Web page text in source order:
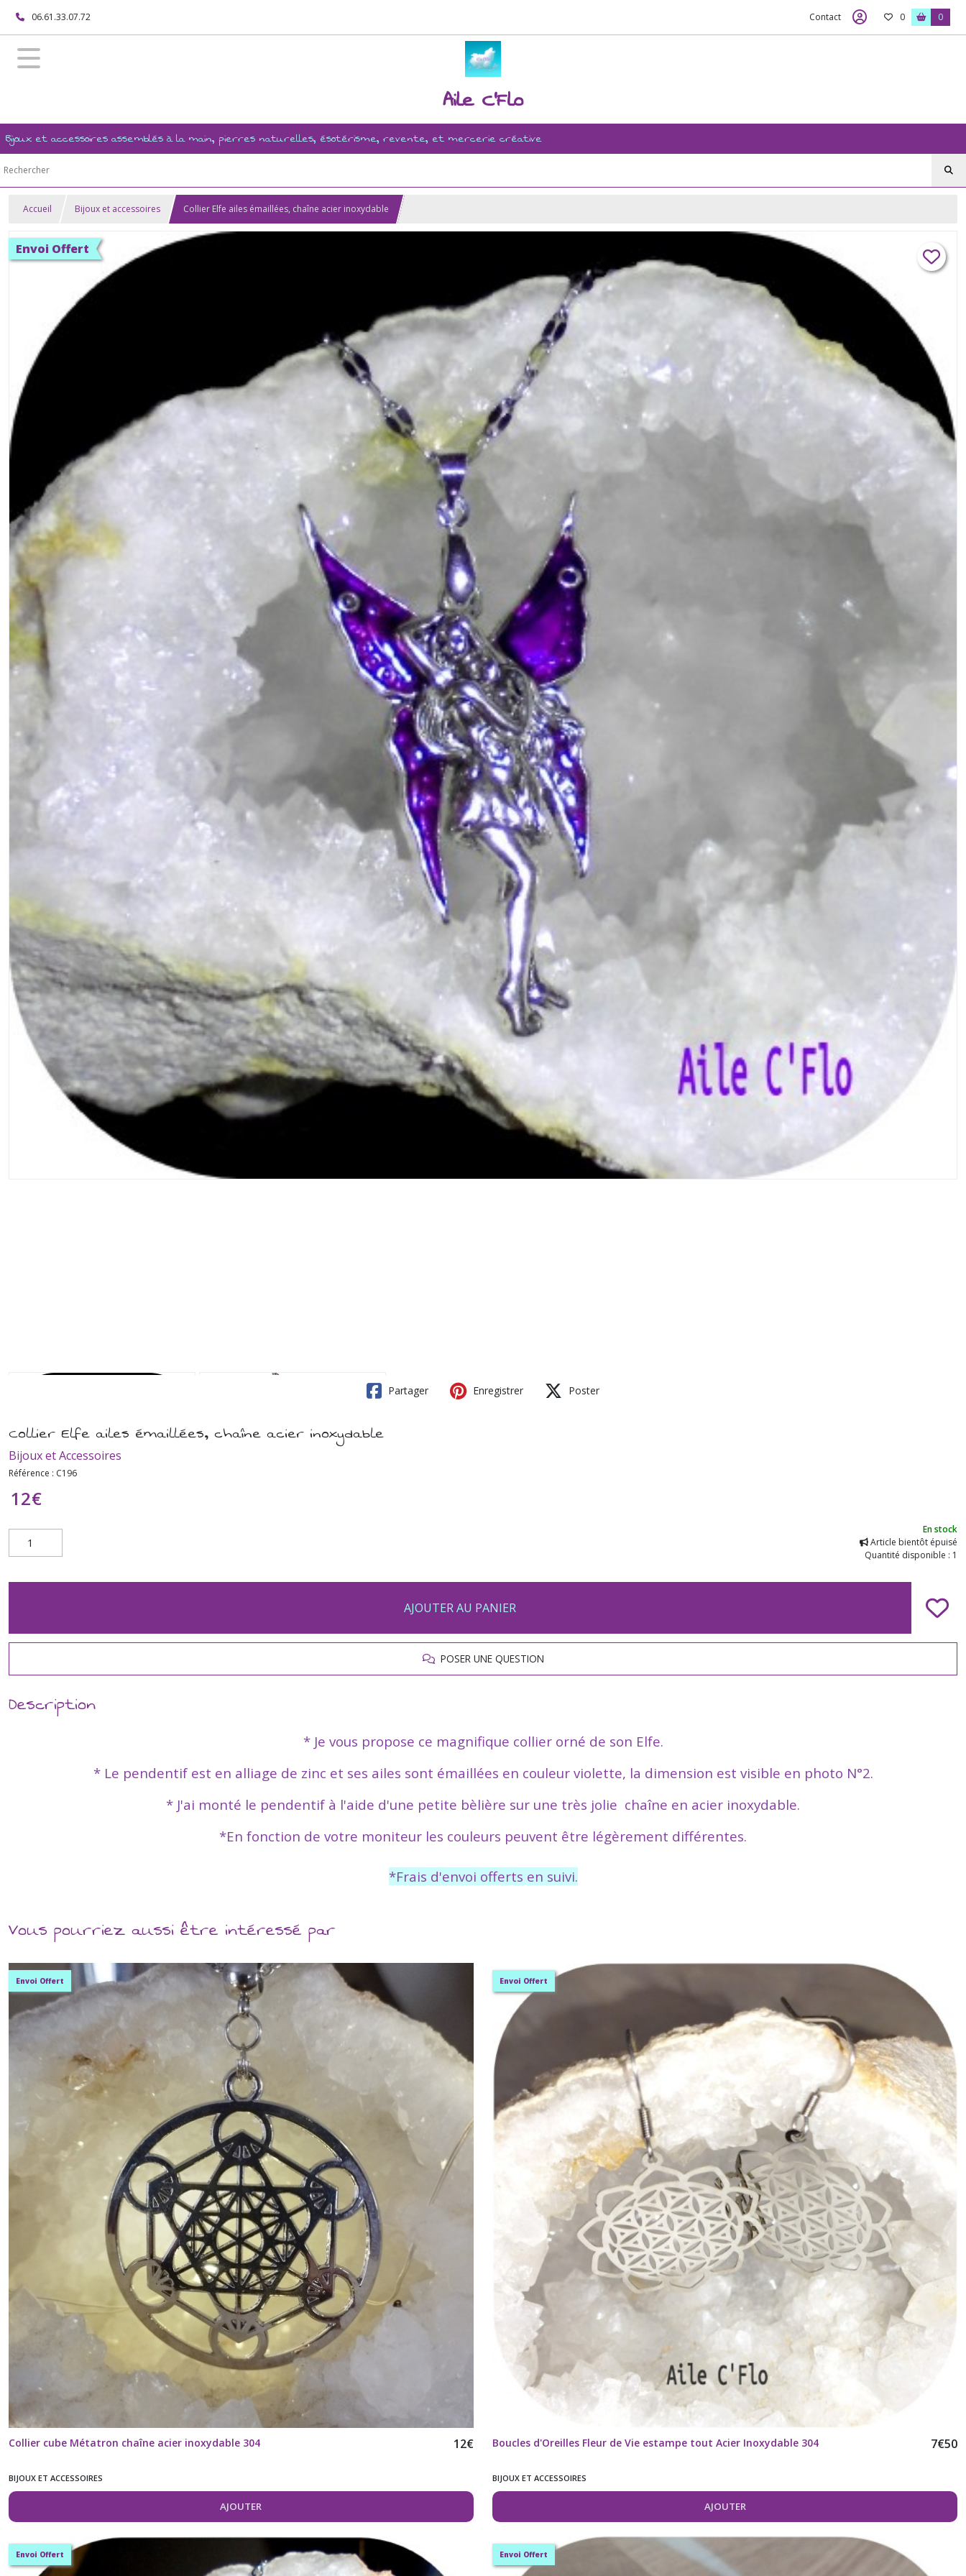
06.61.33.07.72 Contact 0 0
Aile C'Flo
Bijoux et accessoires assemblés à la main, pierres naturelles, ésotérisme, revente, et mercerie créative
Accueil Bijoux et accessoires Collier Elfe ailes émaillées, chaîne acier inoxydable
Envoi Offert
Partager Enregistrer Poster
Collier Elfe ailes émaillées, chaîne acier inoxydable
Bijoux et Accessoires
Référence : C196
12€
En stock
Article bientôt épuisé
Quantité disponible : 1
AJOUTER AU PANIER
POSER UNE QUESTION
Description
* Je vous propose ce magnifique collier orné de son Elfe.
* Le pendentif est en alliage de zinc et ses ailes sont émaillées en couleur violette, la dimension est visible en photo N°2.
* J'ai monté le pendentif à l'aide d'une petite bèlière sur une très jolie chaîne en acier inoxydable.
*En fonction de votre moniteur les couleurs peuvent être légèrement différentes.
*Frais d'envoi offerts en suivi.
Vous pourriez aussi être intéressé par
Envoi Offert
Collier cube Métatron chaîne acier inoxydable 304 12€
BIJOUX ET ACCESSOIRES
AJOUTER
Envoi Offert
Boucles d'Oreilles Fleur de Vie estampe tout Acier Inoxydable 304 7€50
BIJOUX ET ACCESSOIRES
AJOUTER
Envoi Offert Envoi Offert